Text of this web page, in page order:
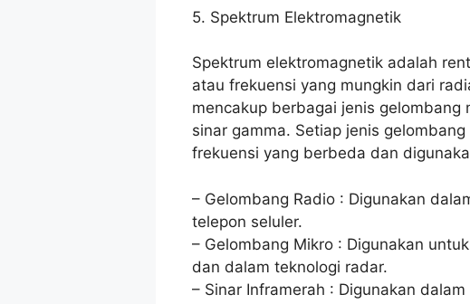
5. Spektrum Elektromagnetik
Spektrum elektromagnetik adalah
atau frekuensi yang mungkin dari
mencakup berbagai jenis
sinar gamma. Setiap jenis
frekuensi yang berbeda dan
– Gelombang Radio : Digunakan
telepon seluler.
– Gelombang Mikro : Digunakan
dan dalam teknologi radar.
– Sinar Inframerah : Digunakan